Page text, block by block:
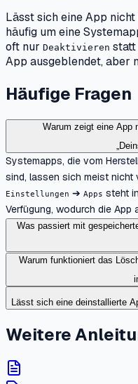
Lässt sich eine App
häufig um eine
oft nur Deaktivieren statt
App ausgeblendet, aber
Häufige Fragen
Warum zeigt eine App
Systemapps, die vom
sind, lassen sich meist nicht
Einstellungen ➔ Apps steht
Verfügung, wodurch die App
Was passiert mit
Warum funktioniert das
Lässt sich eine deinstallierte
Weitere